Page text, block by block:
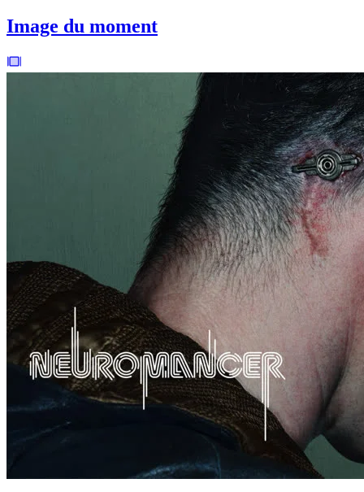
Image du moment